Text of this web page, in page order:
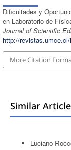
Dificultades y
en Laboratorio de
Journal of Scientific
http://
More Citation
Similar
Luciano